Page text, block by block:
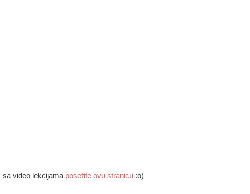
sa video lekcijama posetite ovu stranicu :o)